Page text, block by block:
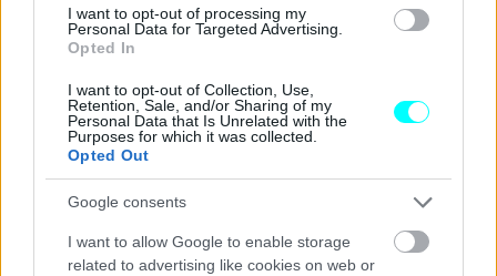
I want to opt-out of processing my
Personal Data for Targeted Advertising.
Opted In
I want to opt-out of Collection, Use,
Retention, Sale, and/or Sharing of my
Personal Data that Is Unrelated with the
Purposes for which it was collected.
Opted Out
Google consents
I want to allow Google to enable storage
related to advertising like cookies on web or
μπορεί να έχει θετικά αποτελέσματα στη
μείωση τόσο της
κυκλοφοριακής συμφόρησης
ρύπων.
Το έργο του Zhang θα προχωρήσει τώρα στο
στάδιο,
αναπτύξουν, να εκπαιδεύσουν και να βελτιώσουν
αλγόριθμους για τον εντοπισμό, την τοπικοποίηση και την
ταξινόμηση ευάλωτων χρηστών του δρόμου και οχημάτων